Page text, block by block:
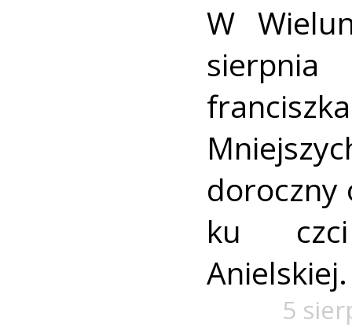
W
doroczny
ku
Anielskiej.
5